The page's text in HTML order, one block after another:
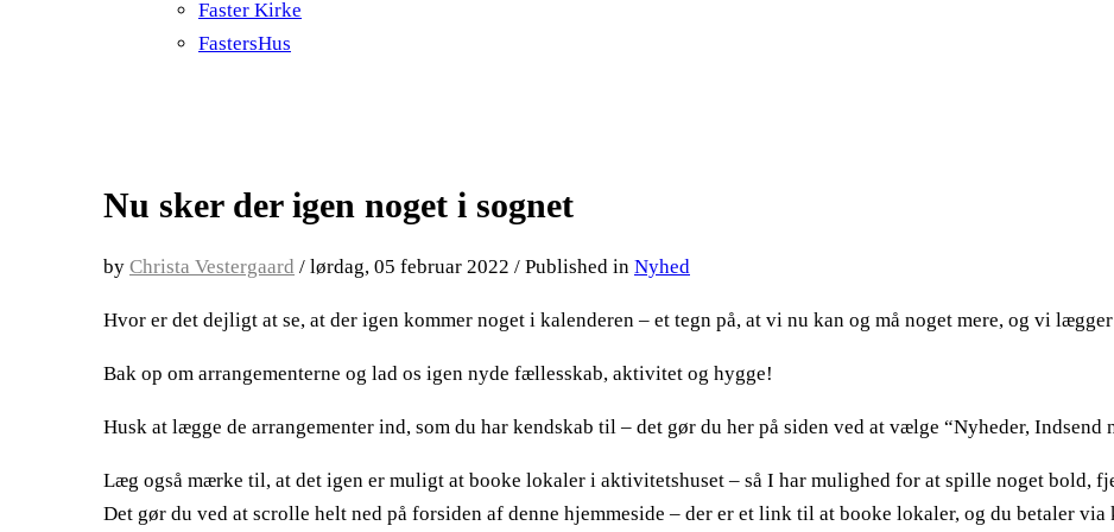
Faster Kirke
FastersHus
Nu sker der igen noget i sognet
by Christa Vestergaard / lørdag, 05 februar 2022 / Published in Nyhed
Hvor er det dejligt at se, at der igen kommer noget i kalenderen – et tegn på, at vi nu kan og må noget mere, og vi
Bak op om arrangementerne og lad os igen nyde fællesskab, aktivitet og hygge!
Husk at lægge de arrangementer ind, som du har kendskab til – det gør du her på siden ved at vælge “Nyheder, Indsend
Læg også mærke til, at det igen er muligt at booke lokaler i aktivitetshuset – så I har mulighed for at spille noget bold,
Det gør du ved at scrolle helt ned på forsiden af denne hjemmeside – der er et link til at booke lokaler, og du betaler